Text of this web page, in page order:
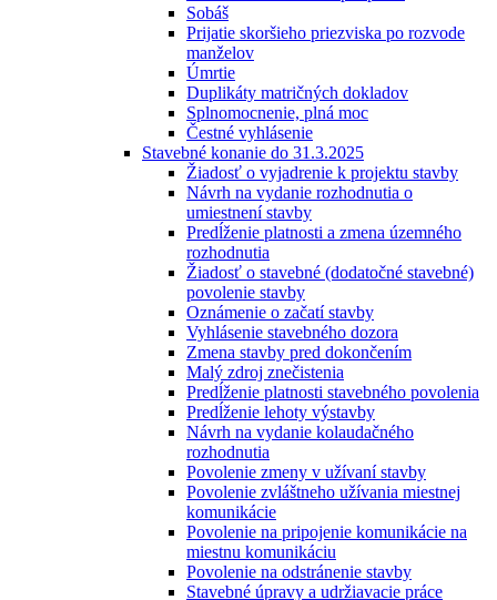
Sobáš
Prijatie skoršieho priezviska po rozvode
manželov
Úmrtie
Duplikáty matričných dokladov
Splnomocnenie, plná moc
Čestné vyhlásenie
Stavebné konanie do 31.3.2025
Žiadosť o vyjadrenie k projektu stavby
Návrh na vydanie rozhodnutia o
umiestnení stavby
Predĺženie platnosti a zmena územného
rozhodnutia
Žiadosť o stavebné (dodatočné stavebné)
povolenie stavby
Oznámenie o začatí stavby
Vyhlásenie stavebného dozora
Zmena stavby pred dokončením
Malý zdroj znečistenia
Predĺženie platnosti stavebného povolenia
Predĺženie lehoty výstavby
Návrh na vydanie kolaudačného
rozhodnutia
Povolenie zmeny v užívaní stavby
Povolenie zvláštneho užívania miestnej
komunikácie
Povolenie na pripojenie komunikácie na
miestnu komunikáciu
Povolenie na odstránenie stavby
Stavebné úpravy a udržiavacie práce